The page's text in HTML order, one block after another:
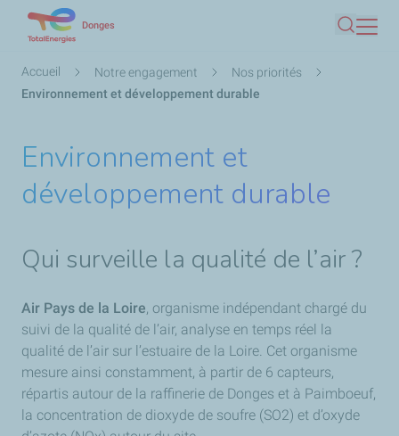
contenu
principal
Donges
Fil
d'Ariane
Accueil Notre engagement
Nos priorités
Environnement et développement durable
Environnement et
développement durable
Qui surveille la qualité de l’air ?
Air Pays de la Loire, organisme indépendant chargé du
suivi de la qualité de l’air, analyse en temps réel la
qualité de l’air sur l’estuaire de la Loire. Cet organisme
mesure ainsi constamment, à partir de 6 capteurs,
répartis autour de la raffinerie de Donges et à Paimboeuf,
la concentration de dioxyde de soufre (SO2) et d’oxyde